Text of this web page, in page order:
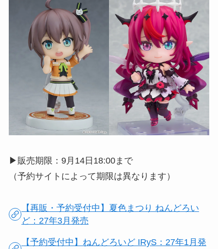
▶︎販売期限：9月14日18:00まで
（予約サイトによって期限は異なります）
【再販・予約受付中】夏色まつり ねんどろい
ど：27年3月発売
【予約受付中】ねんどろいど IRyS：27年1月発